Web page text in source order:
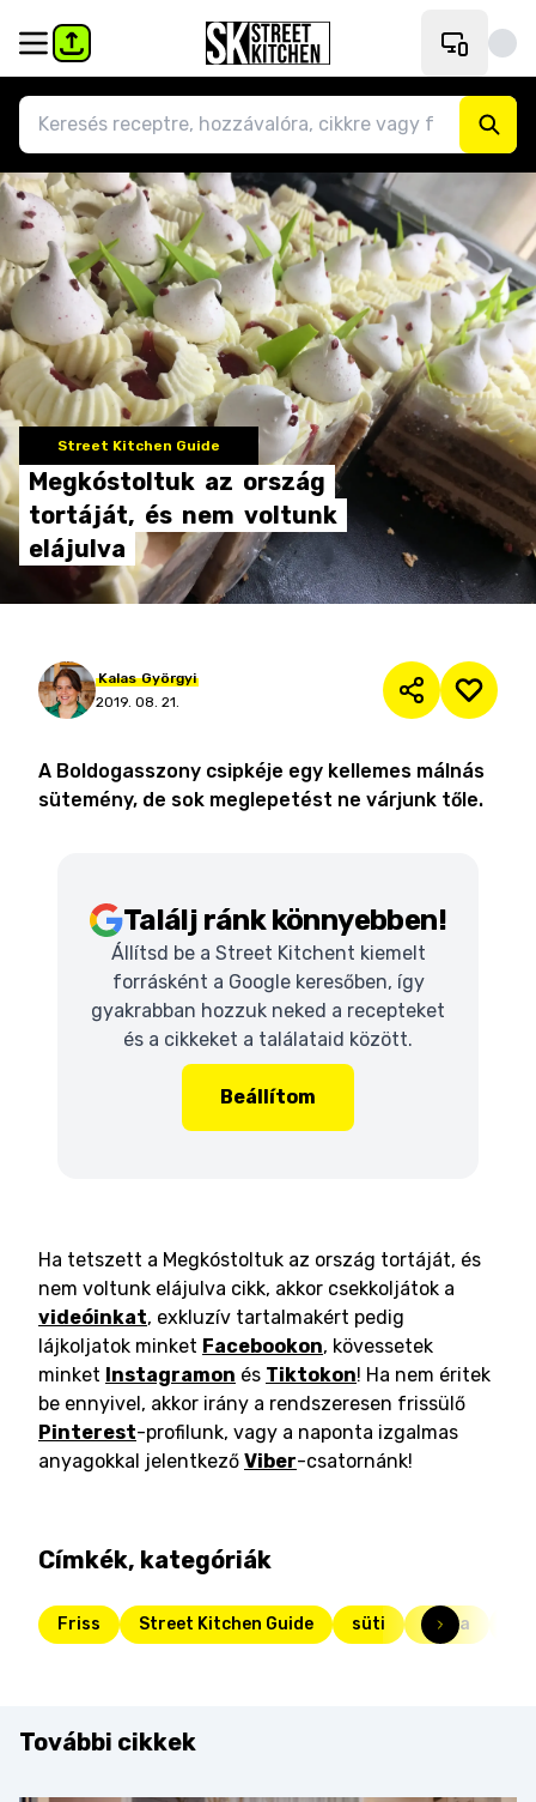
Street Kitchen Guide
Megkóstoltuk az ország
tortáját, és nem voltunk
elájulva
Kalas Györgyi
2019. 08. 21.
A Boldogasszony csipkéje egy kellemes málnás
sütemény, de sok meglepetést ne várjunk tőle.
Találj ránk könnyebben!
Állítsd be a Street Kitchent kiemelt
forrásként a Google keresőben, így
gyakrabban hozzuk neked a recepteket
és a cikkeket a találataid között.
Beállítom
Ha tetszett a Megkóstoltuk az ország tortáját, és
nem voltunk elájulva cikk, akkor csekkoljátok a
videóinkat, exkluzív tartalmakért pedig
lájkoljatok minket Facebookon, kövessetek
minket Instagramon és Tiktokon! Ha nem éritek
be ennyivel, akkor irány a rendszeresen frissülő
Pinterest-profilunk, vagy a naponta izgalmas
anyagokkal jelentkező Viber-csatornánk!
Címkék, kategóriák
Friss Street Kitchen Guide süti torta
További cikkek